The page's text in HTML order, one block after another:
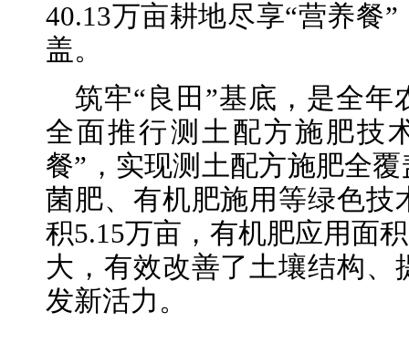
40.13万亩耕地尽享“营养餐
盖。
筑牢“良田”基底，是全
全面推行测土配方施肥技
餐”，实现测土配方施肥全
菌肥、有机肥施用等绿色技
积5.15万亩，有机肥应用面
大，有效改善了土壤结构
发新活力。